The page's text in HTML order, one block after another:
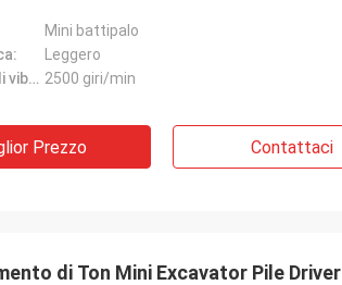
Mini battipalo
Leggero
Frequenza di vibrazione: 2500 giri/min
Prezzo Contattaci
di Ton Mini Excavator Pile